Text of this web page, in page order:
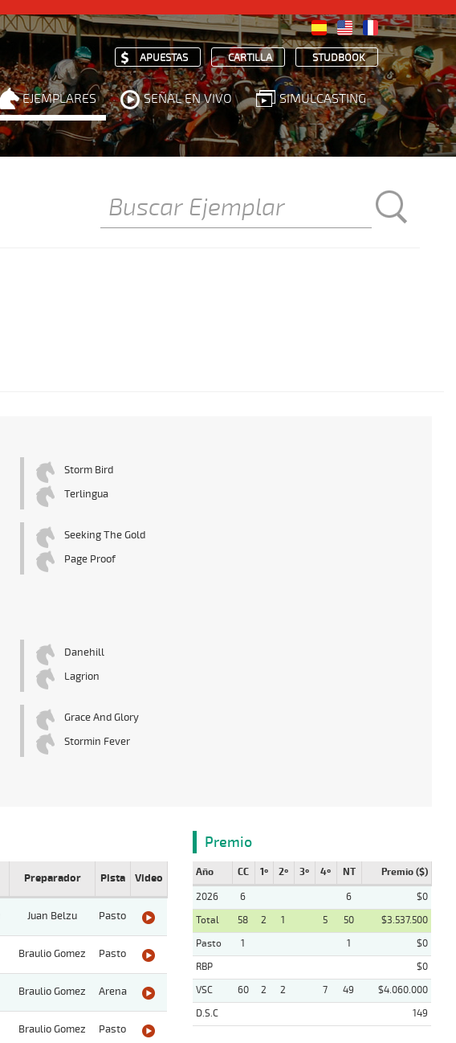
APUESTAS CARTILLA STUDBOOK
EJEMPLARES SEÑAL EN VIVO SIMULCASTING
Storm Bird
Terlingua
Seeking The Gold
Page Proof
Danehill
Lagrion
Grace And Glory
Stormin Fever
Preparador Pista Video
Juan Belzu Pasto
Braulio Gomez Pasto
Braulio Gomez Arena
Braulio Gomez Pasto
Premio
Año CC 1º 2º 3º 4º NT Premio ($)
2026 6 6
$0
Total
58 2 1 5 50
$3.537.500
Pasto
1 1
$0
RBP
$0
VSC
60 2 2 7 49
$4.060.000
D.S.C
149